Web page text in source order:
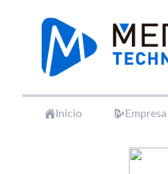
Your Company
Inicio Empresa